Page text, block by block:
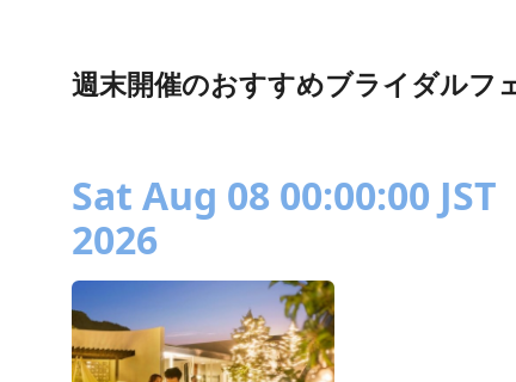
週末開催のおすすめブライダルフ
Sat Aug 08 00:00:00 JST
2026